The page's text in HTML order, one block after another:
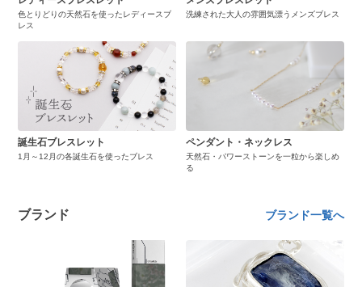
色とりどりの天然石を使ったレディースブ
レス
洗練された大人の雰囲気漂うメンズブレス
誕生石ブレスレット
1月～12月の各誕生石を使ったブレス
ペンダント・ネックレス
天然石・パワーストーンを一粒から楽しめ
る
ブランド ブランド一覧へ